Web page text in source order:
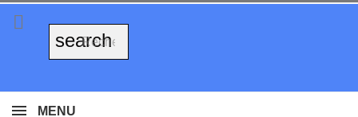

search
MENU